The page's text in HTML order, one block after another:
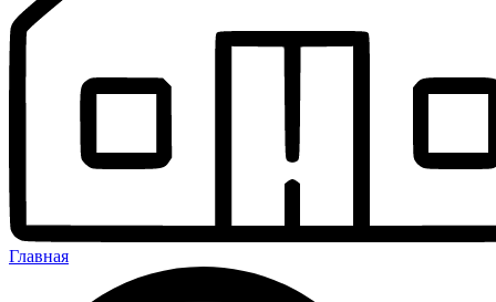
Главная